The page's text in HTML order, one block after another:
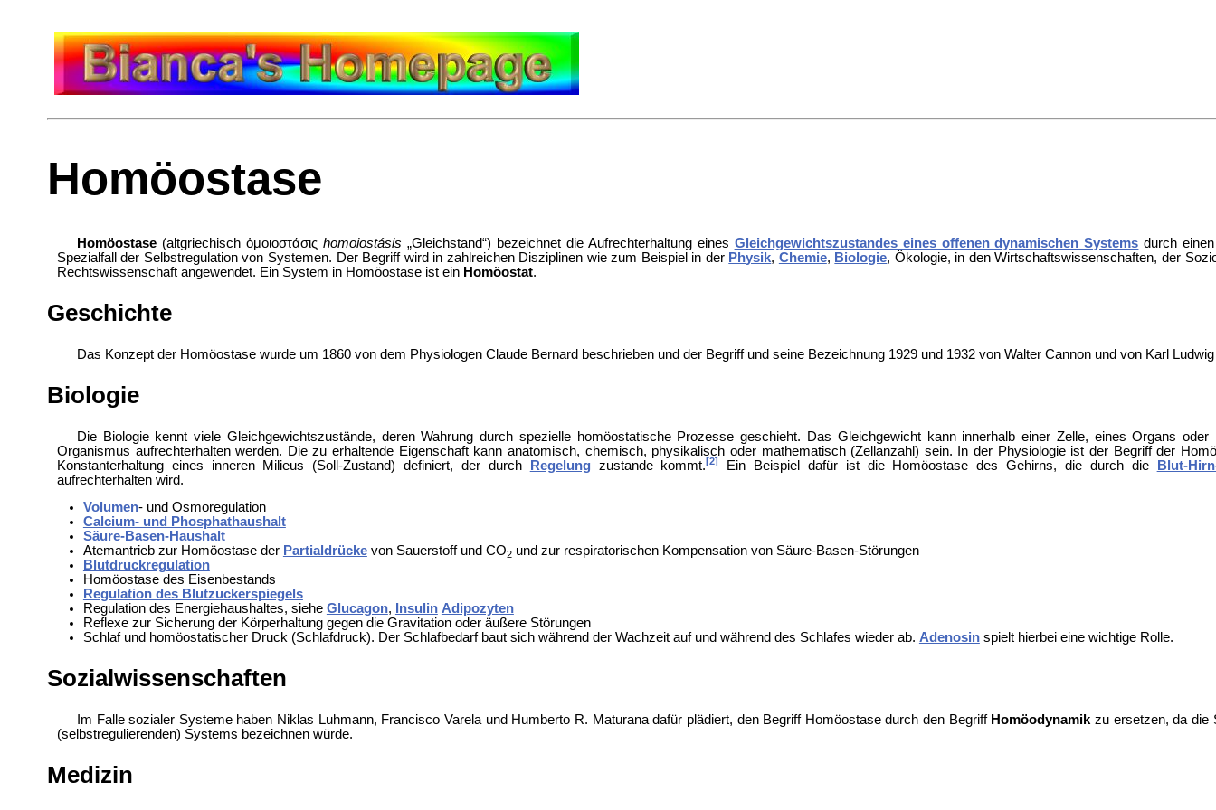
Homöostase
Homöostase(altgriechisch ὁμοιοστάσις homoiostásis „Gleichstand“) bezeichnet die Aufrechterhaltung eines Gleichgewichtszustandes eines offenen dynamischen Systems durch
Spezialfall der Selbstregulation von Systemen. Der Begriff wird in zahlreichen Disziplinen wie zum Beispiel in der Physik, Chemie, Biologie, Ökologie, in denWirtschaftswissenschaften, der
Rechtswissenschaft angewendet. Ein System in Homöostase ist ein Homöostat.
Geschichte
Das Konzept der Homöostase wurde um 1860 von dem Physiologen Claude Bernard beschrieben und der Begriff und seine Bezeichnung 1929 und 1932 von Walter Cannon und von Karl
Biologie
Die Biologie kennt viele Gleichgewichtszustände, deren Wahrung durch spezielle homöostatische Prozesse geschieht. Das Gleichgewicht kann innerhalb einer Zelle, eines Organs oder
Organismus aufrechterhalten werden. Die zu erhaltende Eigenschaft kann anatomisch, chemisch, physikalisch oder mathematisch (Zellanzahl) sein. In der Physiologie ist der Begriff der
Konstanterhaltung eines inneren Milieus (Soll-Zustand) definiert, der durch
Regelungzustande kommt.[2] Ein Beispiel dafür ist die Homöostase desGehirns, die durch die
Blut-
aufrechterhalten wird.
Volumen- und Osmoregulation
Calcium- und Phosphathaushalt
Säure-Basen-Haushalt
Atemantrieb zur Homöostase der Partialdrückevon Sauerstoff und CO2und zur respiratorischen Kompensation von Säure-Basen-Störungen
Blutdruckregulation
Homöostase des Eisenbestands
Regulation des Blutzuckerspiegels
Regulation des Energiehaushaltes, siehe Glucagon, Insulin Adipozyten
Reflexe zur Sicherung der Körperhaltung gegen die Gravitation oder äußere Störungen
Schlaf und homöostatischer Druck (Schlafdruck). Der Schlafbedarf baut sich während der Wachzeit auf und während des Schlafes wieder ab. Adenosinspielt hierbei eine wichtige Rolle.
Sozialwissenschaften
Im Falle sozialer Systeme haben Niklas Luhmann, Francisco Varela und Humberto R. Maturana dafür plädiert, den Begriff Homöostase durch den Begriff Homöodynamik zu ersetzen, da die
(selbstregulierenden) Systems bezeichnen würde.
Medizin